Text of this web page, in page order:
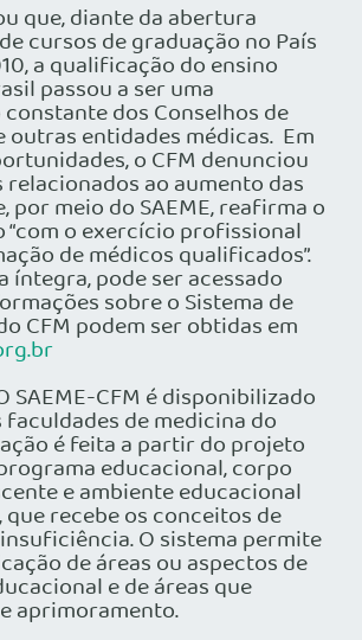
que, diante da abertura
cursos de graduação no País
a qualificação do ensino
passou a ser uma
dos Conselhos de
outras entidades médicas. Em
o CFM denunciou
ao aumento das
por meio do SAEME, reafirma o
“com o exercício profissional
de médicos qualificados”.
íntegra, pode ser acessado
sobre o Sistema de
CFM podem ser obtidas em
SAEME-CFM é disponibilizado
faculdades de medicina do
é feita a partir do projeto
educacional, corpo
e ambiente educacional
recebe os conceitos de
O sistema permite
de áreas ou aspectos de
e de áreas que
aprimoramento.